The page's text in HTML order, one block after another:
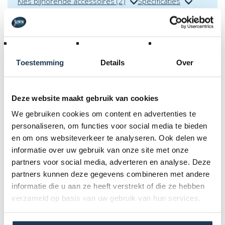
Toestemming Details Over
Deze website maakt gebruik van cookies
We gebruiken cookies om content en advertenties te
personaliseren, om functies voor social media te bieden
en om ons websiteverkeer te analyseren. Ook delen we
informatie over uw gebruik van onze site met onze
partners voor social media, adverteren en analyse. Deze
partners kunnen deze gegevens combineren met andere
informatie die u aan ze heeft verstrekt of die ze hebben
verzameld op basis van uw gebruik van hun services.
Periode- & transportvoorwaarden + algemene
huurvoorwaarden
Accessoires
Specificaties
Afmetingen (l x b x h):
3,5 m x 9 m x 5 m
Stroomvoorziening: